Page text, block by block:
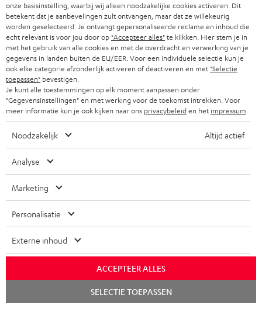
8 weken proefluisteren
Gratis retourneren
Inhouse klantenservice
Audio-expertise sinds 1979
onze basisinstelling, waarbij wij alleen noodzakelijke cookies activeren. Dit
betekent dat je aanbevelingen zult ontvangen, maar dat ze willekeurig
worden geselecteerd. Je ontvangt gepersonaliseerde reclame en inhoud die
echt relevant is voor jou door op "Accepteer alles"te klikken. Hier stem je in
met het gebruik van alle cookies en met de overdracht en verwerking van je
gegevens in landen buiten de EU/EER. Voor een individuele selectie kun je
ook elke categorie afzonderlijk activeren of deactiveren en met "Selectie
toepassen" bevestigen.
Je kunt alle toestemmingen op elk moment aanpassen onder
"Gegevensinstellingen" en met werking voor de toekomst intrekken. Voor
meer informatie kun je ook kijken naar ons privacybeleiden het impressum
Noodzakelijk Altijd actief
Analyse
Marketing
Personalisatie
Externe inhoud
ACCEPTEER ALLES
SELECTIE TOEPASSEN